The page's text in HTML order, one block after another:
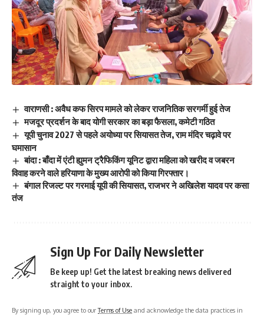
वाराणसी : अवैध कफ सिरप मामले को लेकर राजनितिक सरगर्मी हुई तेज
मजदूर प्रदर्शन के बाद योगी सरकार का बड़ा फैसला, कमेटी गठित
यूपी चुनाव 2027 से पहले अयोध्या पर सियासत तेज, राम मंदिर चढ़ावे पर
घमासान
बांदा : बाँदा में एंटी ह्युमन ट्रैफिकिंग यूनिट द्वारा महिला को खरीद व जबरन
विवाह करने वाले हरियाणा के मुख्य आरोपी को किया गिरफ्तार।
बंगाल रिजल्ट पर गरमाई यूपी की सियासत, राजभर ने अखिलेश यादव पर कसा
तंज
Sign Up For Daily Newsletter
Be keep up! Get the latest breaking news delivered
straight to your inbox.
By signing up, you agree to ourTerms of Use and acknowledge the data practices in